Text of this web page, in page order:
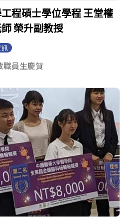
程碩士學位學程 王堂權
榮升副教授
職員生慶賀